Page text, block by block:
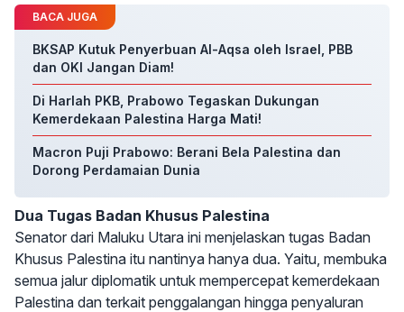
BACA JUGA
BKSAP Kutuk Penyerbuan Al-Aqsa oleh Israel, PBB
dan OKI Jangan Diam!
Di Harlah PKB, Prabowo Tegaskan Dukungan
Kemerdekaan Palestina Harga Mati!
Macron Puji Prabowo: Berani Bela Palestina dan
Dorong Perdamaian Dunia
Dua Tugas Badan Khusus Palestina
Senator dari Maluku Utara ini menjelaskan tugas Badan
Khusus Palestina itu nantinya hanya dua. Yaitu, membuka
semua jalur diplomatik untuk mempercepat kemerdekaan
Palestina dan terkait penggalangan hingga penyaluran